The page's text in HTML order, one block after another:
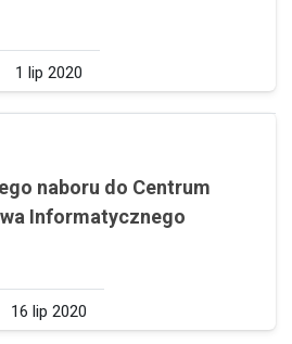
1 lip 2020
naboru do Centrum
Informatycznego
16 lip 2020